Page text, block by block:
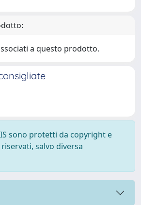
a questo prodotto.
sono protetti da copyright e
salvo diversa